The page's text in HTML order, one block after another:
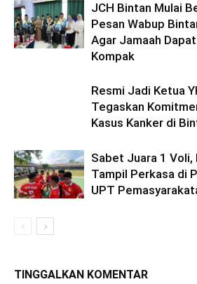
JCH Bintan Mulai
Pesan Wabup
Agar Jamaah
Kompak
Resmi Jadi Ketua
Tegaskan
Kasus Kanker di
Sabet Juara 1 Voli,
Tampil Perkasa di
UPT
TINGGALKAN KOMENTAR